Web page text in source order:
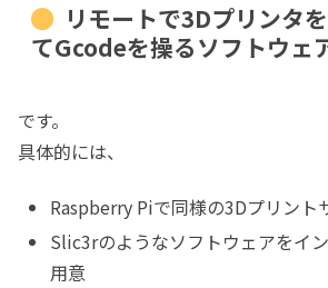
リモートで3Dプリンタ
てGcodeを操るソフトウェ
です。
具体的には、
Raspberry Piで同様の3Dプリント
Slic3rのようなソフトウェアをイ
用意